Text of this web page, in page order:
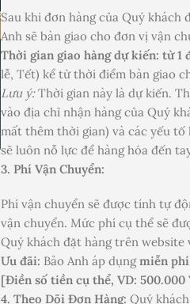
Sau khi đơn hàng của Quý khách
Anh sẽ bàn giao cho đơn vị vận
Thời gian giao hàng dự kiến: từ 1
lễ, Tết) kể từ thời điểm bàn giao
Lưu ý:Thời gian này là dự kiến.
vào địa chỉ nhận hàng của Quý
mất thêm thời gian) và các yếu
sẽ luôn nỗ lực để hàng hóa đến
3. Phí Vận Chuyển:
Phí vận chuyển sẽ được tính tự
vận chuyển. Mức phí cụ thể sẽ
Quý khách đặt hàng trên website
Ưu đãi: Bảo Anh áp dụngmiễn
[Điền số tiền cụ thể, VD: 500.000
4. Theo Dõi Đơn Hàng: Quý